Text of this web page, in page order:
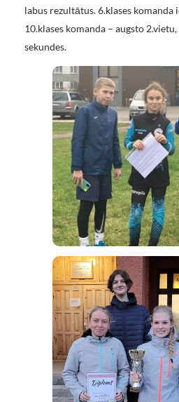
labus rezultātus. 6.klases komanda
10.klases komanda – augsto
sekundes.